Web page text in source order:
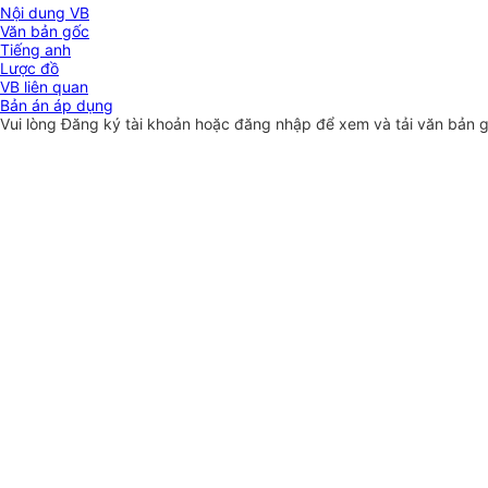
Nội dung VB
Văn bản gốc
Tiếng anh
Lược đồ
VB liên quan
Bản án áp dụng
Vui lòngĐăng ký tài khoản hoặc đăng nhập để xem và tải văn bản